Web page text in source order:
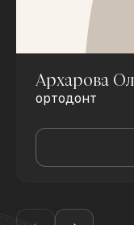
Архарова
ортодонт